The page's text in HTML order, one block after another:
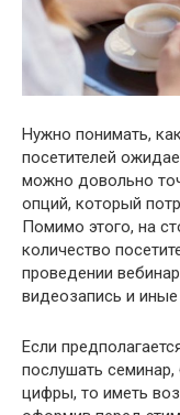
Нужно понимать,
посетителей
можно довольно
опций, который
Помимо этого, на
количество
проведении
видеозапись и
Если
послушать
цифры, то иметь